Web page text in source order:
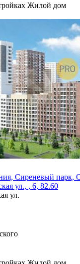
Жилой дом
Сиреневый парк,
ул., , 6, 82.60
ул.